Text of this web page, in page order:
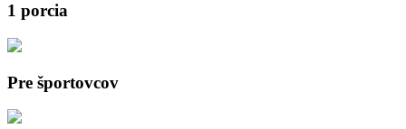
1 porcia
Pre športovcov